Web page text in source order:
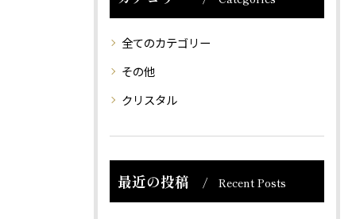
全てのカテゴリー
その他
クリスタル
最近の投稿 Recent Posts